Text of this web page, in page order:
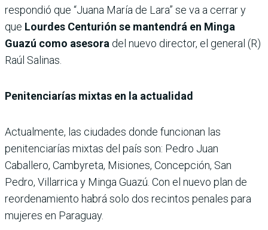
respondió que “Juana María de Lara” se va a cerrar y
que Lourdes Centurión se mantendrá en Minga
Guazú como asesora del nuevo director, el general (R)
Raúl Salinas.
Penitenciarías mixtas en la actualidad
Actualmente, las ciudades donde funcionan las
penitenciarías mixtas del país son: Pedro Juan
Caballero, Cambyreta, Misiones, Concepción, San
Pedro, Villarrica y Minga Guazú. Con el nuevo plan de
reordenamiento habrá solo dos recintos penales para
mujeres en Paraguay.